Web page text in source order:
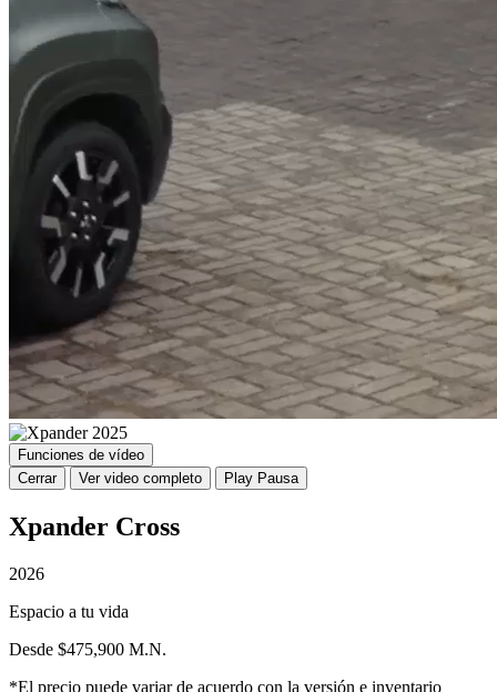
Funciones de vídeo
Cerrar
Ver video completo Play Pausa
Xpander Cross
2026
Espacio a tu vida
Desde $475,900 M.N.
*El precio puede variar de acuerdo con la versión e inventario